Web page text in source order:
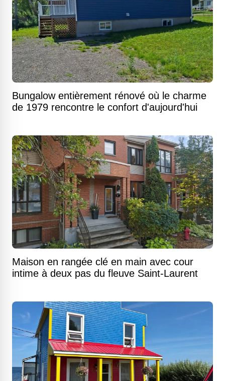
Bungalow entièrement rénové où le charme
de 1979 rencontre le confort d'aujourd'hui
Maison en rangée clé en main avec cour
intime à deux pas du fleuve Saint-Laurent